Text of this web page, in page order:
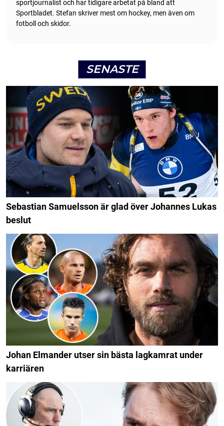
sportjournalist och har tidigare arbetat på bland att
Sportbladet. Stefan skriver mest om hockey, men även om
fotboll och skidor.
SENASTE
Sebastian Samuelsson är glad över Johannes Lukas
beslut
Johan Elmander utser sin bästa lagkamrat under
karriären